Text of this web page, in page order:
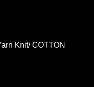
Knit/ COTTON